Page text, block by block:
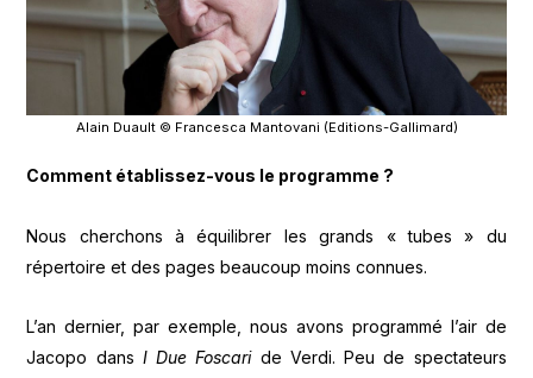
Alain Duault © Francesca Mantovani (Editions-Gallimard)
Comment établissez-vous le programme ?
Nous cherchons à équilibrer les grands « tubes » du
répertoire et des pages beaucoup moins connues.
L’an dernier, par exemple, nous avons programmé l’air de
Jacopo dans I Due Foscaride Verdi. Peu de spectateurs